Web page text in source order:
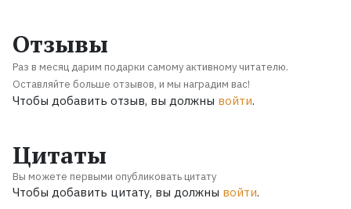
Отзывы
Раз в месяц дарим подарки самому активному читателю.
Оставляйте больше отзывов, и мы наградим вас!
Чтобы добавить отзыв, вы должны войти.
Цитаты
Вы можете первыми опубликовать цитату
Чтобы добавить цитату, вы должны войти.